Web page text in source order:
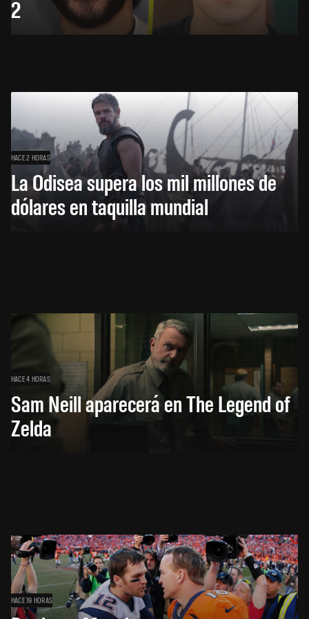
2
HACE 2 HORAS
La Odisea supera los mil millones de
dólares en taquilla mundial
HACE 4 HORAS
Sam Neill aparecerá en The Legend of
Zelda
HACE 19 HORAS